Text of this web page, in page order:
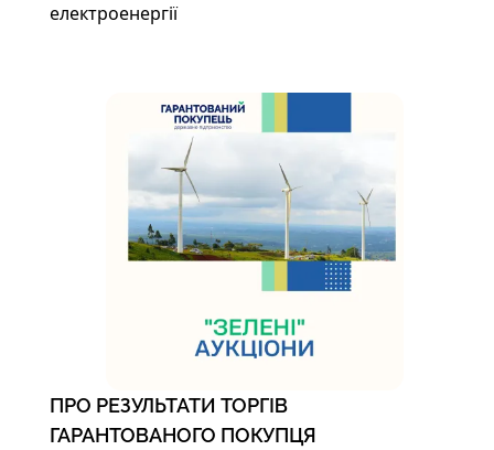
електроенергії
ПРО РЕЗУЛЬТАТИ ТОРГІВ
ГАРАНТОВАНОГО ПОКУПЦЯ